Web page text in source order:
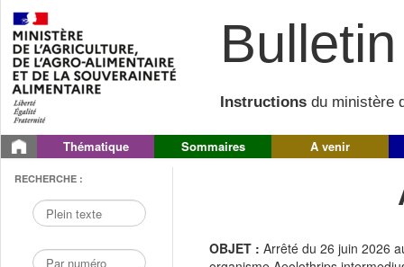
Instructions du ministère
Thématique Sommaires A venir
RECHERCHE :
OBJET : Arrêté du 26 juin 2026